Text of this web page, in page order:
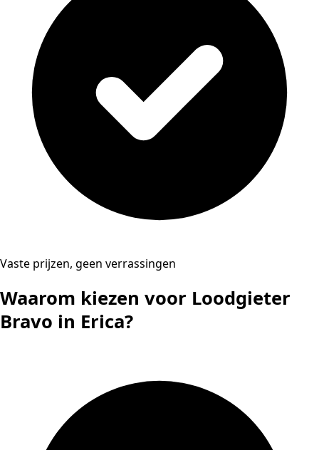
Vaste prijzen, geen verrassingen
Waarom kiezen voor Loodgieter
Bravo in Erica?